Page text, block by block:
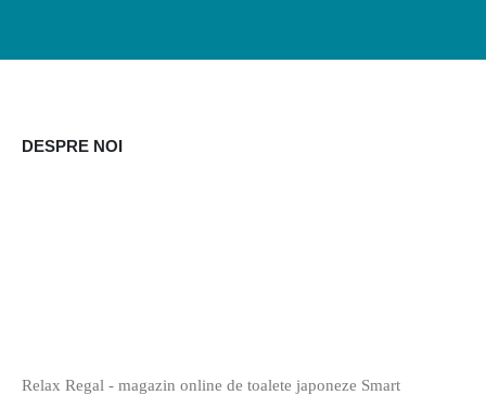
DESPRE NOI
Relax Regal - magazin online de toalete japoneze Smart